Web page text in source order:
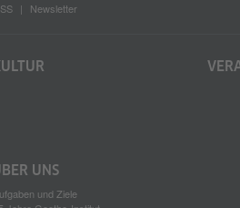
Newsletter
UNS
und Ziele